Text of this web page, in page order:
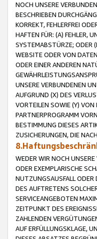
NOCH UNSERE
BESCHRIEBEN
KORREKT, FEHLERFREI
HAFTEN FÜR: (A) FEHLER,
SYSTEMABSTÜRZE; ODER
WEBSITE ODER VON
ODER EINER ANDEREN
UNSERE VERBUNDENEN
AUFGRUND (X) DES
VORTEILEN SOWIE (Y)
PARTNERPROGRAMM
BESTIMMUNG DIESES
ZUSICHERUNGEN, DIE
WEDER WIR NOCH
ODER EXEMPLARISCHE
NUTZUNGSAUSFALL ODER
DES AUFTRETENS
SERVICEANGEBOTEN
ZEITPUNKT DES
ZAHLENDEN
AUF ERFÜLLUNGSKLAGE,